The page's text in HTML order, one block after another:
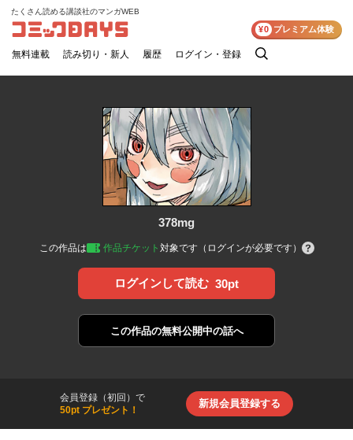
コミックDAYS
たくさん読める講談社のマンガWEB
無料連載 読み切り・新人 履歴 ログイン・登録
検
¥0 プレミアム体験
378mg
この作品は 作品チケット 対象です（ログインが必要です）
ログインして読む 30pt
この作品の無料公開中の話へ
会員登録（初回）で
50pt プレゼント！
新規会員登録する